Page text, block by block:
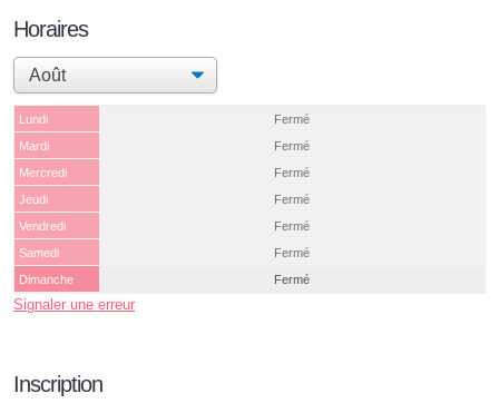
Horaires
Lundi
Fermé
Mardi
Fermé
Mercredi
Fermé
Jeudi
Fermé
Vendredi
Fermé
Samedi
Fermé
Dimanche
Fermé
Signaler une erreur
Inscription